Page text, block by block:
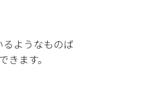
ようなものば
ます。